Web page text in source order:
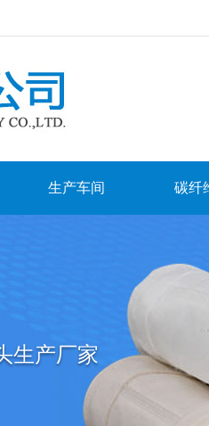
生产车间 碳纤
生产厂家